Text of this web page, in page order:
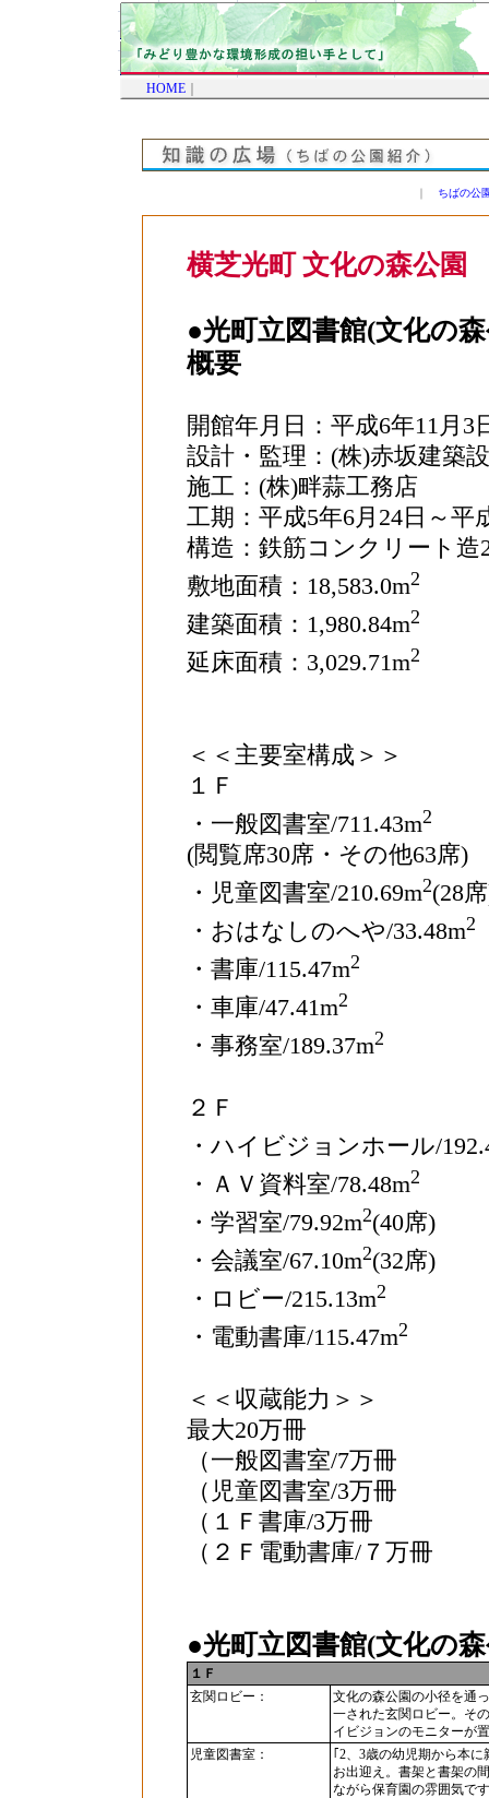
HOME
｜ ちばの公
横芝光町 文化の森公園
●光町立図書館(文化の
概要
開館年月日：平成6年11月3
設計・監理：(株)赤坂建築
施工：(株)畔蒜工務店
工期：平成5年6月24日～平
構造：鉄筋コンクリート造
敷地面積：18,583.0m2
建築面積：1,980.84m2
延床面積：3,029.71m2
＜＜主要室構成＞＞
１Ｆ
・一般図書室/711.43m2
(閲覧席30席・その他63席)
・児童図書室/210.69m2(28
・おはなしのへや/33.48m2
・書庫/115.47m2
・車庫/47.41m2
・事務室/189.37m2
２Ｆ
・ハイビジョンホール/
・ＡＶ資料室/78.48m2
・学習室/79.92m2(40席)
・会議室/67.10m2(32席)
・ロビー/215.13m2
・電動書庫/115.47m2
＜＜収蔵能力＞＞
最大20万冊
（一般図書室/7万冊
（児童図書室/3万冊
（１Ｆ書庫/3万冊
（２Ｆ電動書庫/７万冊
●光町立図書館(文化の
１Ｆ
玄関ロビー：
文化の森公園の小径を通
一された玄関ロビー。そ
イビジョンのモニターが
児童図書室：
｢2、3歳の幼児期から本
お出迎え。書架と書架の
ながら保育園の雰囲気で